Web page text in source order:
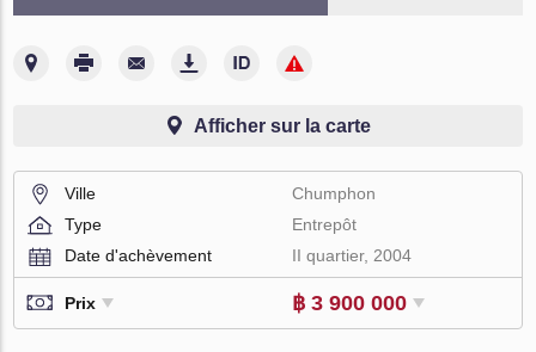
Afficher sur la carte
Ville
Chumphon
Type
Entrepôt
Date d'achèvement
II quartier, 2004
Prix ฿ 3 900 000